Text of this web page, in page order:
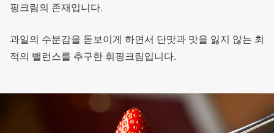
핑크림의 존재입니다.
과일의 수분감을 돋보이게 하면서 단맛과 맛을 잃지 않는 최
적의 밸런스를 추구한 휘핑크림입니다.